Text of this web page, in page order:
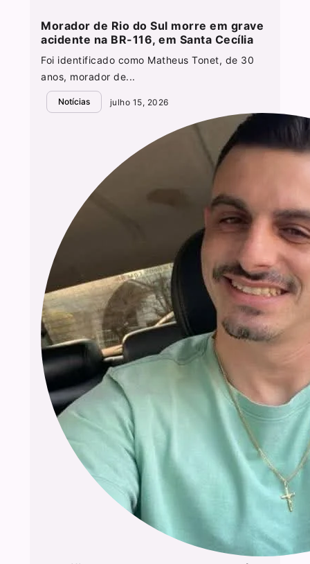
Morador de Rio do Sul morre em grave
acidente na BR-116, em Santa Cecília
Foi identificado como Matheus Tonet, de 30
anos, morador de...
Notícias julho 15, 2026